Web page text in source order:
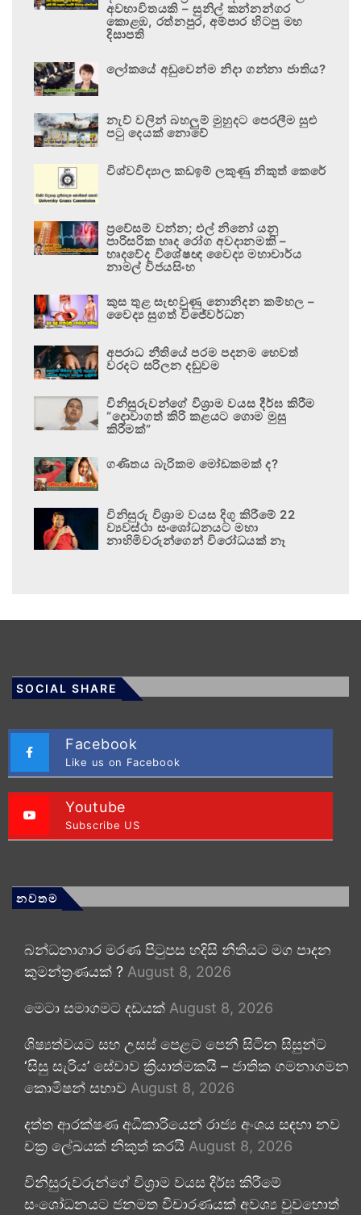
අවභාවිතයකි – සුනිල් කන්නන්ගර
කොළඹ, රත්නපුර, අම්පාර හිටපු මහ
දිසාපති
ලෝකයේ අඩුවෙන්ම නිදා ගන්නා ජාතිය?
නැව් වලින් බහලුම් මුහුදට පෙරලීම සුළු
පටු දෙයක් නොවේ
විශ්වවිද්‍යාල කඩඉම් ලකුණු නිකුත් කෙරේ
ප්‍රවේසම් වන්න; එල් නිනෝ යනු
පාරිසරික හෘද රෝග අවදානමකි –
හෘදවේද විශේෂඥ වෛද්‍ය මහාචාර්ය
නාමල් විජයසිංහ
කුස තුළ සැඟවුණු නොනිදන කම්හල –
වෛද්‍ය සුගත් විජේවර්ධන
අපරාධ නීතියේ පරම පදනම හෙවත්
වරදට සරිලන දඬුවම
විනිසුරුවන්ගේ විශ්‍රාම වයස දීර්ඝ කිරීම
“දොවාගත් කිරි කළයට ගොම මුසු
කිරීමක්”
ගණිතය බැරිකම මෝඩකමක් ද?
විනිසුරු විශ්‍රාම වයස දිගු කිරීමේ 22
ව්‍යවස්ථා සංශෝධනයට මහා
නාහිමිවරුන්ගෙන් විරෝධයක් නෑ
SOCIAL SHARE
Facebook
Like us on Facebook
Youtube
Subscribe US
නවතම
බන්ධනාගාර මරණ පිටුපස හදිසි නීතියට මග පාදන
කුමන්ත්‍රණයක් ? August 8, 2026
මෙටා සමාගමට දඩයක් August 8, 2026
ශිෂ්‍යත්වයට සහ උසස් පෙළට පෙනී සිටින සිසුන්ට
‘සිසු සැරිය’ සේවාව ක්‍රියාත්මකයි – ජාතික ගමනාගමන
කොමිෂන් සභාව August 8, 2026
දත්ත ආරක්ෂණ අධිකාරියෙන් රාජ්‍ය අංශය සඳහා නව
චක්‍ර ලේඛයක් නිකුත් කරයි August 8, 2026
විනිසුරුවරුන්ගේ විශ්‍රාම වයස දීර්ඝ කිරීමේ
සංශෝධනයට ජනමත විචාරණයක් අවශ්‍ය වුවහොත්